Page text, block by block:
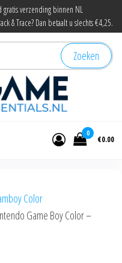
verzending binnen NL
& Trace? Dan betaalt u slechts €4,25.
Zoeken
gamer
0
€0.00
Color
Game Boy Color –